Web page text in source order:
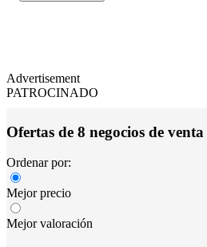
Advertisement
PATROCINADO
Ofertas de 8 negocios de venta
Ordenar por:
Mejor precio
Mejor valoración